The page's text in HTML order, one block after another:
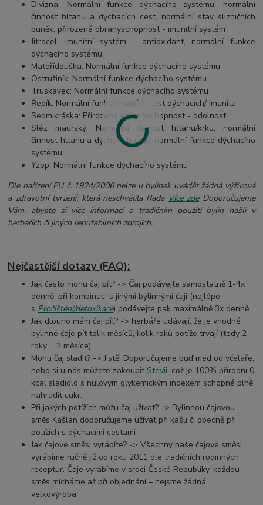
Divizna: Normální funkce dýchacího systému, normální
činnost hltanu a dýchacích cest, normální stav slizničních
buněk, přirozená obranyschopnost - imunitní systém
Jitrocel: Imunitní systém - antioxidant, normální funkce
dýchacího systému
Mateřídouška: Normální funkce dýchacího systému
Ostružiník: Normální funkce dýchacího systému
Truskavec: Normální funkce dýchacího systému
Řepík: Normální funkce horních cest dýchacích/ Imunita
Sedmikráska: Přirozená obranyschopnost - odolnost
Sléz maurský: Normální činnost hltanu/krku, normální
činnost hltanu a dýchacích cest, normální funkce dýchacího
systému
Yzop: Normální funkce dýchacího systému
Dle nařízení EU č. 1924/2006 nelze u bylinek uvádět žádná výživová
a zdravotní tvrzení, která neschválila Rada Více zdeDoporučujeme
Vám, abyste si více informací o tradičním použití bylin našli v
herbářích či jiných reputabilních zdrojích.
Nejčastější dotazy (FAQ):
Jak často mohu čaj pít? -> Čaj podávejte samostatně 1-4x
denně, při kombinaci s jinými bylinnými čaji (nejlépe
s Pročištění/detoxikace) podávejte pak maximálně 3x denně.
Jak dlouho mám čaj pít? -> herbáře udávají, že je vhodné
bylinné čaje pít tolik měsíců, kolik roků potíže trvají (tedy 2
roky = 2 měsíce)
Mohu čaj sladit? -> Jistě! Doporučujeme buď med od včelaře,
nebo si u nás můžete zakoupit Stevii, což je 100% přírodní 0
kcal sladidlo s nulovým glykemickým indexem schopné plně
nahradit cukr.
Při jakých potížích můžu čaj užívat? -> Bylinnou čajovou
směs Kašlan doporučujeme užívat při kašli či obecně při
potížích s dýchacími cestami
Jak čajové směsi vyrábíte? -> Všechny naše čajové směsi
vyrábíme ručně již od roku 2011 dle tradičních rodinných
receptur. Čaje vyrábíme v srdci České Republiky, každou
směs mícháme až při objednání – nejsme žádná
velkovýroba.